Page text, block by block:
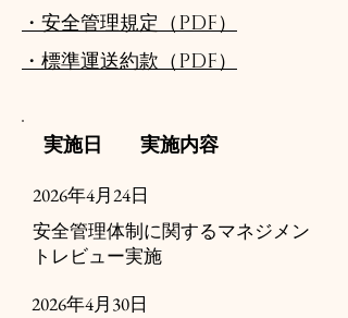
・安全管理規定（PDF）
・標準運送約款（PDF）
実施日 実施内容
2026年4月24日
安全管理体制に関するマネジメン
トレビュー実施
2026年4月30日